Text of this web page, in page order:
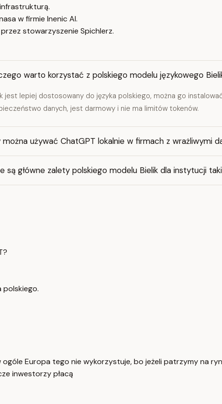
w firmie Inenic AI.
stowarzyszenie Spichlerz.
warto korzystać z polskiego modelu językowego
jest lepiej dostosowany do języka polskiego, można go
danych, jest darmowy i nie ma limitów tokenów.
można używać ChatGPT lokalnie w firmach z wrażliwymi
są główne zalety polskiego modelu Bielik dla instytucji
Europa tego nie wykorzystuje, bo jeżeli patrzymy na
inwestorzy płacą